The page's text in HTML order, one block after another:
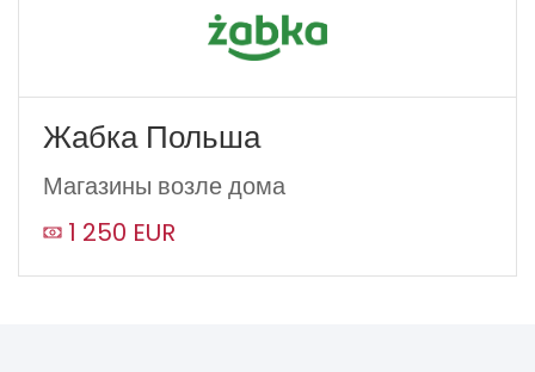
Жабка Польша
Магазины возле дома
1 250 EUR